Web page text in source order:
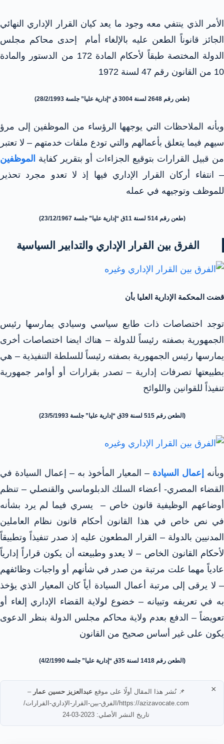
الأمر الذي ينتفي معه وجود ما يعد كيان القرار الإداري النهائي
الجائز قانوناً الطعن عليه بالإلغاء أمام إحدى محاكم مجلس
الدولة المختصة طبقاً لأحكام المادة 172 من الدستور والمادة
10 من القانون رقم 47 لسنة 1972
(طعن رقم 2648 لسنة 3004 ق “إدارية عليا” جلسة 28/2/1993)
وبأنه الملاحظات التي يوجهها الرؤساء من الموظفين إلى مرؤ
سيهم فيما يتعلق بأعمالهم والتي تودع ملفات خدمتهم – لا تعتبر
من قبيل القرارات بتوقيع الجزاءات أو بتقرير كفاية الموظفين
– انتفاء أركان القرار الإداري فيها إذ لا تعدو مجرد تحذير
للموظف وتوجيهه في عمله
(طعن رقم 514 لسنة 11ق “إدارية عليا” جلسة 23/12/1967)
الفرق بين القرار الإداري والتدابير السياسية
قضت المحكمة الإدارية العليا بأن
توجد اختصاصات ذات طابع سياسي وسيادي يمارسها رئيس
الجمهورية بصفته رئيساً للدولة – هناك ايضا اختصاصات أخرى
يمارسها رئيس الجمهورية بصفته رئيساً للسلطة التنفيذية – هي
بطبيعتها تصرفات إدارية – تصدر بقرارات أو أوامر جمهورية
تنفيذاً للقوانين واللوائح
(الطعن رقم 515 لسنة 39ق “إدارية عليا” جلسة 23/5/1993)
وبأنه إعمال السيادة – المعيار المأخوذ به – إعمال السيادة في
القضاء المصري- أعضاء السلك الدبلوماسي والقنصلي – تنظم
أوضاعهم الوظيفية قانون خاص – يسري فيما لم يرد بشأنه
في نص خاص في هذا القانون أحكام قانون نظام العاملين
المدنيين بالدولة – القرار المطعون عليه إذ صدر تنفيذاً وتطبيقاً
لأحكام القانون الخاص – لا يعدو وطبيعته أن يكون قراراً إدارياً
عادياً مهما علت مرتبة من صدر في شأنهم أو واجبات وظائفهم
– لا يرقى إلى مرتبة أعمال السيادة أياً كان المعيار الذي يؤخذ
به في تعريفه وتبيانه – خضوع لولاية القضاء الإداري إلغاء أو
تعويضاً – الدفع بعدم ولاية محاكم مجلس الدولة بنظر الدعوى
يكون على غير أساس صحيح من القانون
(الطعن رقم 1418 لسنة 35ق “إدارية عليا” جلسة 4/2/1990)
📌 نُشر هذا المقال أولًا على موقع عبدالعزيز حسين عمار –
https://azizavocate.com/الفرق-بين-القرار-الإداري-القرارات/
تاريخ النشر الأصلي: 2023-03-24
×